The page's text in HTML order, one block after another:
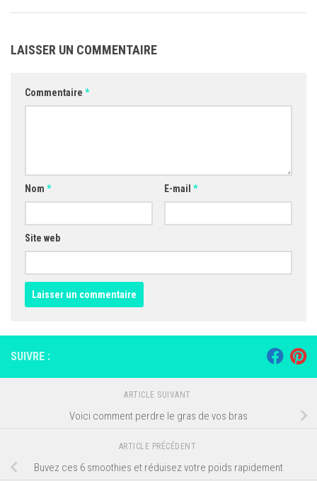
LAISSER UN COMMENTAIRE
Commentaire *
Nom * E-mail *
Site web
SUIVRE :
ARTICLE SUIVANT
Voici comment perdre le gras de vos bras
ARTICLE PRÉCÉDENT
Buvez ces 6 smoothies et réduisez votre poids rapidement